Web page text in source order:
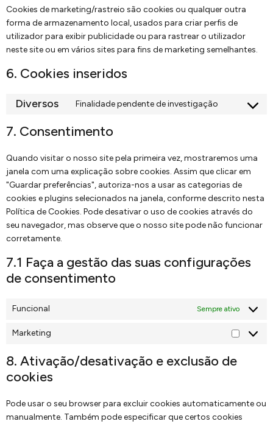
Cookies de marketing/rastreio são cookies ou qualquer outra
forma de armazenamento local, usados para criar perfis de
utilizador para exibir publicidade ou para rastrear o utilizador
neste site ou em vários sites para fins de marketing semelhantes.
6. Cookies inseridos
Diversos Finalidade pendente de investigação
7. Consentimento
Quando visitar o nosso site pela primeira vez, mostraremos uma
janela com uma explicação sobre cookies. Assim que clicar em
"Guardar preferências", autoriza-nos a usar as categorias de
cookies e plugins selecionados na janela, conforme descrito nesta
Política de Cookies. Pode desativar o uso de cookies através do
seu navegador, mas observe que o nosso site pode não funcionar
corretamente.
7.1 Faça a gestão das suas configurações
de consentimento
Funcional Sempre ativo
Marketing
8. Ativação/desativação e exclusão de
cookies
Pode usar o seu browser para excluir cookies automaticamente ou
manualmente. Também pode especificar que certos cookies